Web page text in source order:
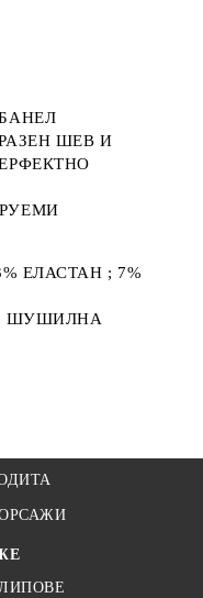
ШЕВ И
ЕЛАСТАН ; 7%
ШУШИЛНА